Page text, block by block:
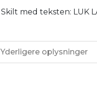
Skilt med teksten: LUK
Yderligere oplysninger